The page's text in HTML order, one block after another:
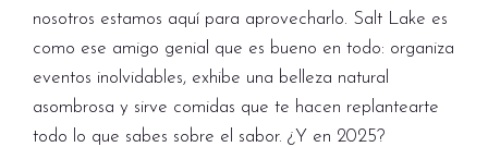
nosotros estamos aquí para aprovecharlo. Salt Lake es
como ese amigo genial que es bueno en todo: organiza
eventos inolvidables, exhibe una belleza natural
asombrosa y sirve comidas que te hacen replantearte
todo lo que sabes sobre el sabor. ¿Y en 2025?